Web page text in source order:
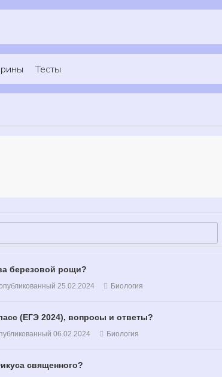
Тесты
березовой рощи?
25.02.2024 Биология
(ЕГЭ 2024), вопросы и ответы?
06.02.2024 Биология
священного?